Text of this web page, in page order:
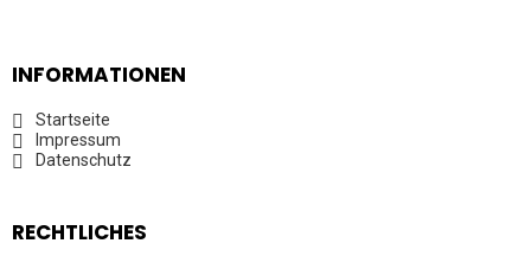
INFORMATIONEN
Startseite
Impressum
Datenschutz
RECHTLICHES